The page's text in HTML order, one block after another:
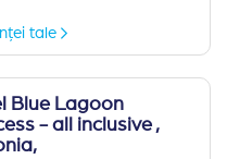
tale
Blue Lagoon
- all inclusive ,